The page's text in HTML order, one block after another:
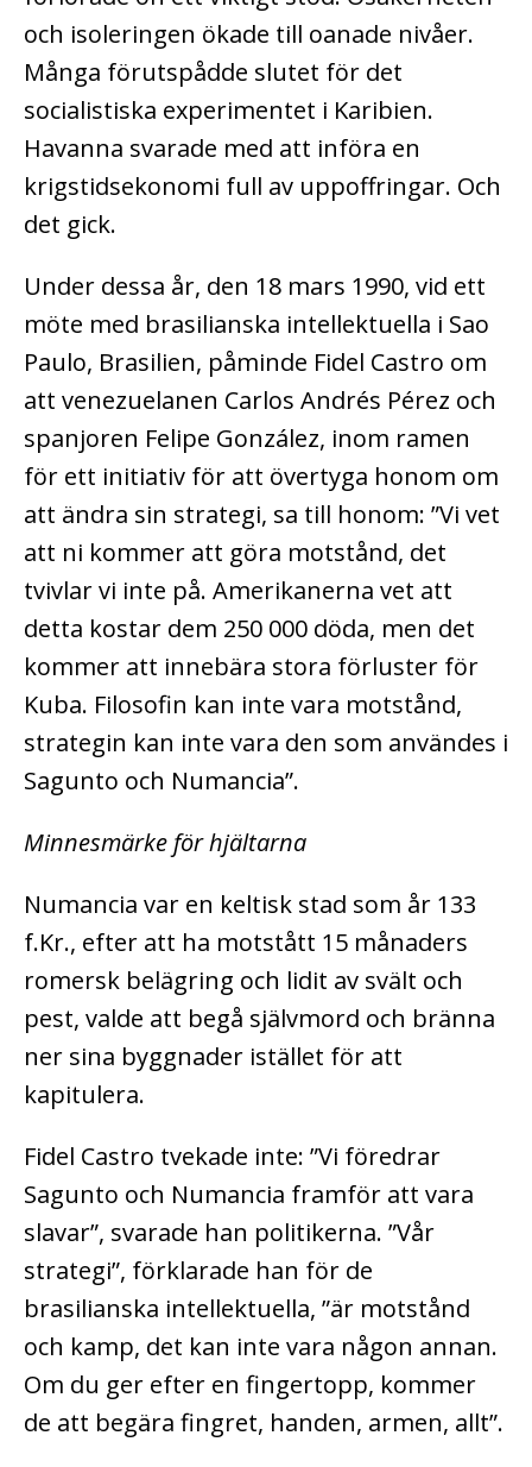
och isoleringen ökade till oanade nivåer.
Många förutspådde slutet för det
socialistiska experimentet i Karibien.
Havanna svarade med att införa en
krigstidsekonomi full av uppoffringar. Och
det gick.
Under dessa år, den 18 mars 1990, vid ett
möte med brasilianska intellektuella i Sao
Paulo, Brasilien, påminde Fidel Castro om
att venezuelanen Carlos Andrés Pérez och
spanjoren Felipe González, inom ramen
för ett initiativ för att övertyga honom om
att ändra sin strategi, sa till honom: ”Vi vet
att ni kommer att göra motstånd, det
tvivlar vi inte på. Amerikanerna vet att
detta kostar dem 250 000 döda, men det
kommer att innebära stora förluster för
Kuba. Filosofin kan inte vara motstånd,
strategin kan inte vara den som användes i
Sagunto och Numancia”.
Minnesmärke för hjältarna
Numancia var en keltisk stad som år 133
f.Kr., efter att ha motstått 15 månaders
romersk belägring och lidit av svält och
pest, valde att begå självmord och bränna
ner sina byggnader istället för att
kapitulera.
Fidel Castro tvekade inte: ”Vi föredrar
Sagunto och Numancia framför att vara
slavar”, svarade han politikerna. ”Vår
strategi”, förklarade han för de
brasilianska intellektuella, ”är motstånd
och kamp, det kan inte vara någon annan.
Om du ger efter en fingertopp, kommer
de att begära fingret, handen, armen, allt”.